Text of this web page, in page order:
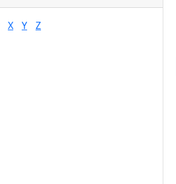
X Y
Z